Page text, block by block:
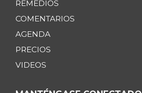
REMEDIOS
COMENTARIOS
AGENDA
PRECIOS
VIDEOS